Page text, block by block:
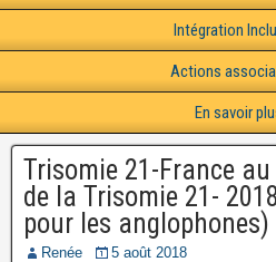
Intégration
Actions
En savoir
Trisomie 21-France
de la Trisomie 21-
pour les anglophones)
Renée
5 août 2018